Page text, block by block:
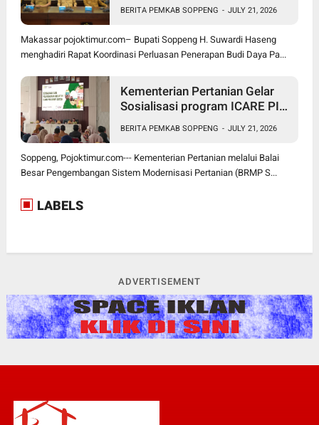
BERITA PEMKAB SOPPENG - JULY 21, 2026
Makassar pojoktimur.com– Bupati Soppeng H. Suwardi Haseng
menghadiri Rapat Koordinasi Perluasan Penerapan Budi Daya Pa...
Kementerian Pertanian Gelar
Sosialisasi program ICARE PIU
BERITA PEMKAB SOPPENG - JULY 21, 2026
Soppeng, Pojoktimur.com--- Kementerian Pertanian melalui Balai
Besar Pengembangan Sistem Modernisasi Pertanian (BRMP S...
LABELS
ADVERTISEMENT